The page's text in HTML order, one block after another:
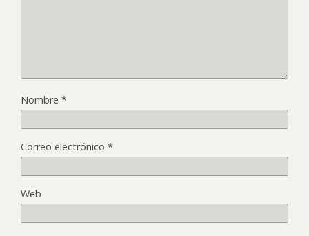
Nombre *
Correo electrónico *
Web